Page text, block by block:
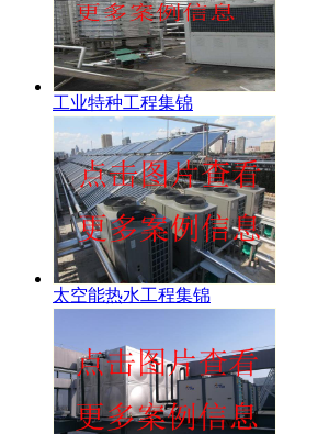
工业特种工程集锦
太空能热水工程集锦